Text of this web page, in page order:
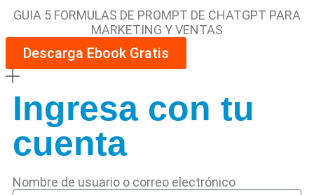
GUIA 5 FORMULAS DE PROMPT DE CHATGPT PARA
MARKETING Y VENTAS
Descarga Ebook Gratis
Ingresa con tu
cuenta
Nombre de usuario o correo electrónico